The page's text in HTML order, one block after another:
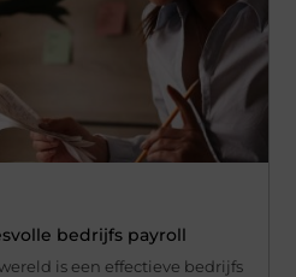
bedrijfs payroll
is een effectieve bedrijfs